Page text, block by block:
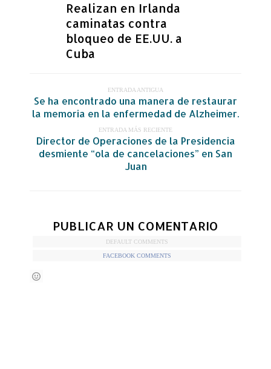
Realizan en Irlanda
caminatas contra
bloqueo de EE.UU. a
Cuba
ENTRADA ANTIGUA
Se ha encontrado una manera de restaurar
la memoria en la enfermedad de Alzheimer.
ENTRADA MÁS RECIENTE
Director de Operaciones de la Presidencia
desmiente “ola de cancelaciones” en San
Juan
PUBLICAR UN COMENTARIO
DEFAULT COMMENTS
FACEBOOK COMMENTS